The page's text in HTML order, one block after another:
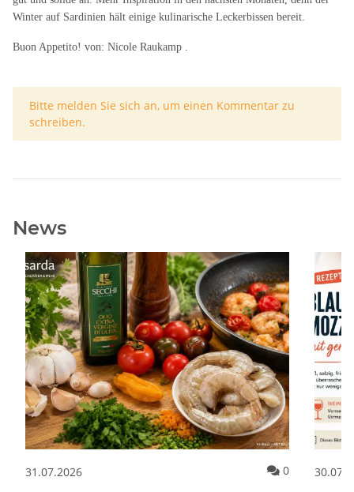
Winter auf Sardinien hält einige kulinarische Leckerbissen bereit.
Buon Appetito! von: Nicole Raukamp .
x
Bitte melden Sie sich an, um einen Kommentar zu
schreiben.
News
Kommentare zum Artikel Pane e Cipolle Rezept | Italienische
31.07.2026 0